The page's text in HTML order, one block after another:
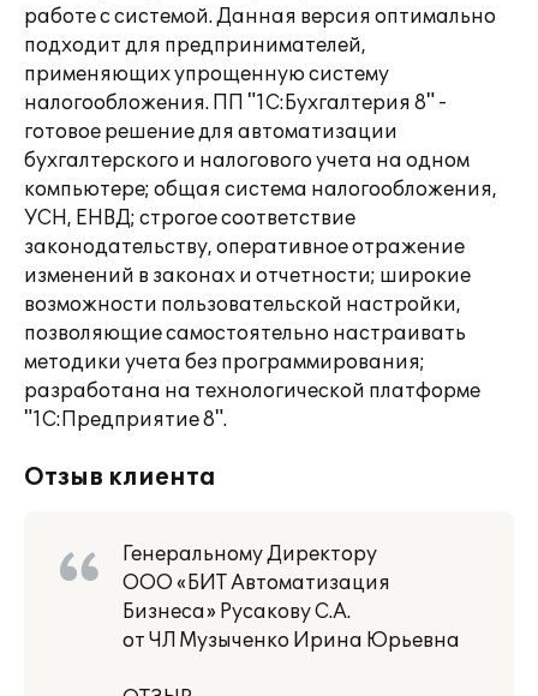
работе с системой. Данная версия оптимально
подходит для предпринимателей,
применяющих упрощенную систему
налогообложения. ПП "1С:Бухгалтерия 8" -
готовое решение для автоматизации
бухгалтерского и налогового учета на одном
компьютере; общая система налогообложения,
УСН, ЕНВД; строгое соответствие
законодательству, оперативное отражение
изменений в законах и отчетности; широкие
возможности пользовательской настройки,
позволяющие самостоятельно настраивать
методики учета без программирования;
разработана на технологической платформе
"1С:Предприятие 8".
Отзыв клиента
Генеральному Директору
ООО «БИТ Автоматизация
Бизнеса» Русакову С.А.
от ЧЛ Музыченко Ирина Юрьевна